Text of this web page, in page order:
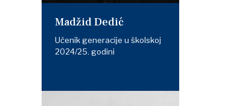
Madžid Dedić
Učenik generacije u školskoj
2024/25. godini